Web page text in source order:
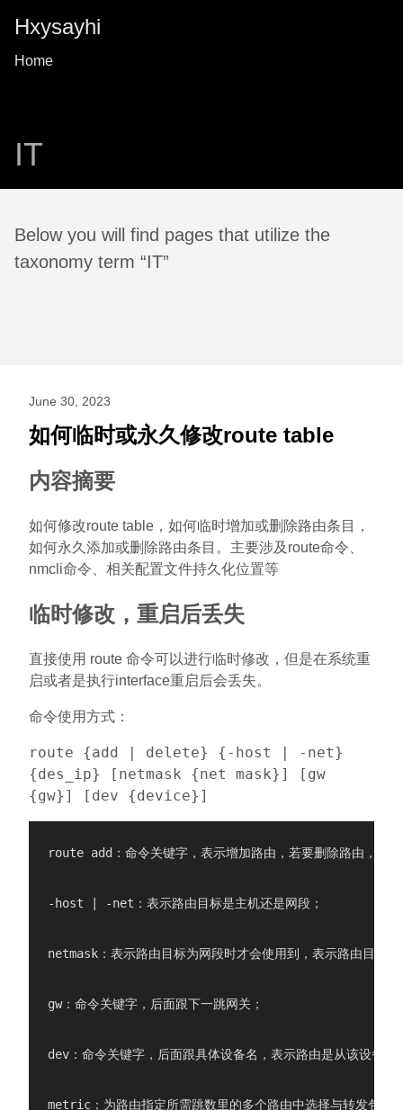
Hxysayhi
Home
IT
Below you will find pages that utilize the
taxonomy term “IT”
June 30, 2023
如何临时或永久修改route table
内容摘要
如何修改route table，如何临时增加或删除路由条目，
如何永久添加或删除路由条目。主要涉及route命令、
nmcli命令、相关配置文件持久化位置等
临时修改，重启后丢失
直接使用 route 命令可以进行临时修改，但是在系统重
启或者是执行interface重启后会丢失。
命令使用方式：
route {add | delete} {-host | -net}
{des_ip} [netmask {net mask}] [gw
{gw}] [dev {device}]
route add：命令关键字，表示增加路由，若要删除路由，
-host | -net：表示路由目标是主机还是网段；
netmask：表示路由目标为网段时才会使用到，表示路由目标
gw：命令关键字，后面跟下一跳网关；
dev：命令关键字，后面跟具体设备名，表示路由是从该设备出